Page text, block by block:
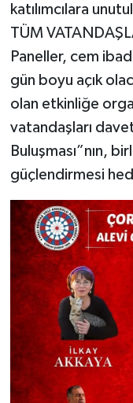
katılımcılara
TÜM
Paneller, cem
gün boyu açık
olan etkinliğe
vatandaşları
Buluşması”nın,
güçlendirmesi